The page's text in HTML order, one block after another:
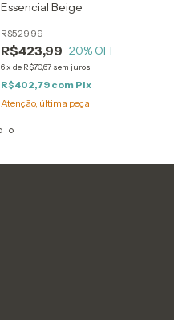
Essencial Beige
R$423,99
R$529,99
20% OFF
6x de R$70,67 sem juros
R$402,79 com Pix
Atenção, última peça!